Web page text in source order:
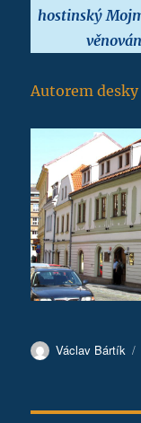
hostinský
Autorem desky
Autor:
Václav Bártík